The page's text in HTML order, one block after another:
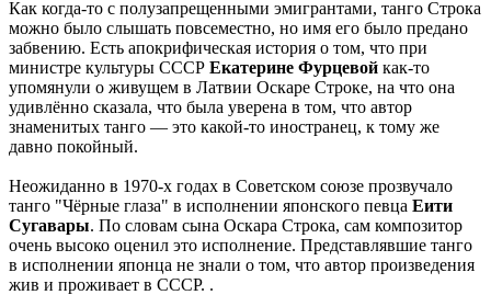
Как когда-то с полузапрещенными эмигрантами, танго Строка
можно было слышать повсеместно, но имя его было предано
забвению. Есть апокрифическая история о том, что при
министре культуры СССР Екатерине Фурцевой как-то
упомянули о живущем в Латвии Оскаре Строке, на что она
удивлённо сказала, что была уверена в том, что автор
знаменитых танго — это какой-то иностранец, к тому же
давно покойный.
Неожиданно в 1970-х годах в Советском союзе прозвучало
танго "Чёрные глаза" в исполнении японского певца Еити
Сугавары. По словам сына Оскара Строка, сам композитор
очень высоко оценил это исполнение. Представлявшие танго
в исполнении японца не знали о том, что автор произведения
жив и проживает в СССР. .